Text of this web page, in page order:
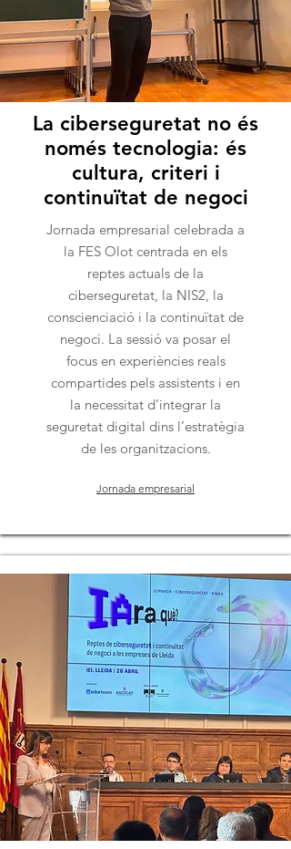
La ciberseguretat no és
només tecnologia: és
cultura, criteri i
continuïtat de negoci
Jornada empresarial celebrada a
la FES Olot centrada en els
reptes actuals de la
ciberseguretat, la NIS2, la
conscienciació i la continuïtat de
negoci. La sessió va posar el
focus en experiències reals
compartides pels assistents i en
la necessitat d’integrar la
seguretat digital dins l’estratègia
de les organitzacions.
Jornada empresarial